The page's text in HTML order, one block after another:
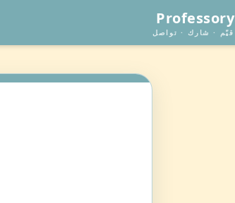
Professory
قيّم · شارك · تواصل